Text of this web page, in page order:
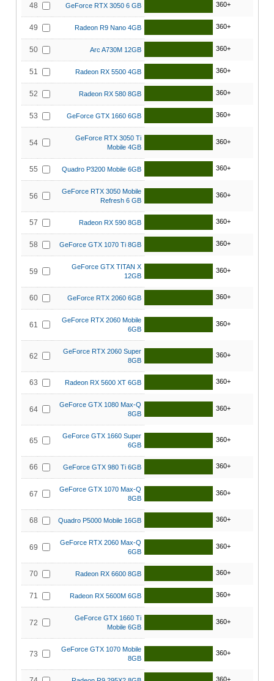
48 GeForce RTX 3050 6 GB 360+
49 Radeon R9 Nano 4GB 360+
50 Arc A730M 12GB 360+
51 Radeon RX 5500 4GB 360+
52 Radeon RX 580 8GB 360+
53 GeForce GTX 1660 6GB 360+
54
GeForce RTX 3050 Ti
Mobile 4GB
360+
55 Quadro P3200 Mobile 6GB 360+
56
GeForce RTX 3050 Mobile
Refresh 6 GB
360+
57 Radeon RX 590 8GB 360+
58 GeForce GTX 1070 Ti 8GB 360+
59
GeForce GTX TITAN X
12GB
360+
60 GeForce RTX 2060 6GB 360+
61
GeForce RTX 2060 Mobile
6GB
360+
62
GeForce RTX 2060 Super
8GB
360+
63 Radeon RX 5600 XT 6GB 360+
64
GeForce GTX 1080 Max-Q
8GB
360+
65
GeForce GTX 1660 Super
6GB
360+
66 GeForce GTX 980 Ti 6GB 360+
67
GeForce GTX 1070 Max-Q
8GB
360+
68 Quadro P5000 Mobile 16GB 360+
69
GeForce RTX 2060 Max-Q
6GB
360+
70 Radeon RX 6600 8GB 360+
71 Radeon RX 5600M 6GB 360+
72
GeForce GTX 1660 Ti
Mobile 6GB
360+
73
GeForce GTX 1070 Mobile
8GB
360+
360+